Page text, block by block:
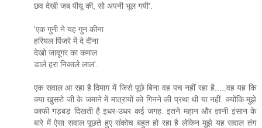
छव देखी जब पीयू की, सो अपनी भूल गयी'.
'एक गुनी ने यह गुन कीना
हरियल पिंजरे में दे दीना
देखो जादूगर का कमाल
डाले हरा निकाले लाल'.
एक सवाल आ रहा है दिमाग में जिसे पूछे बिना वह पच नहीं रहा है.....वह यह कि
क्या खुसरो जी के जमाने में मात्रायों को गिनने की प्रथा थी या नहीं. क्योंकि मुझे
काफी गड़बड़ दिखती है इधर-उधर कई जगह. इतने महान और ज्ञानी इंसान के
बारे में ऐसा सवाल पूछते हुए संकोच बहुत हो रहा है लेकिन मुझे यह सवाल तंग